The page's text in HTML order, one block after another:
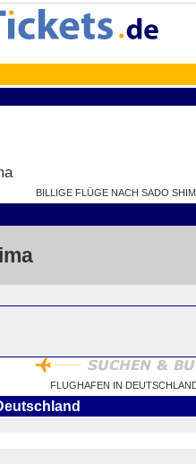
BILLIGE FLÜGE NACH SADO
FLUGHAFEN IN